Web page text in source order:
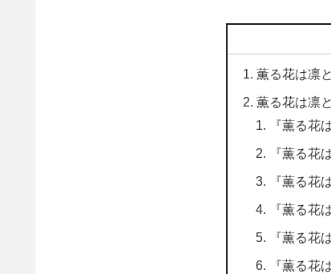
薫る花は凛
薫る花は凛
『薫る花
『薫る花
『薫る花
『薫る花
『薫る花
『薫る花